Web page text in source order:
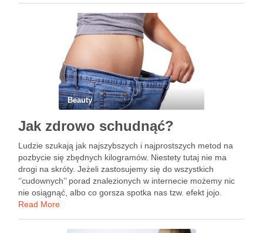
Beauty
Jak zdrowo schudnąć?
Ludzie szukają jak najszybszych i najprostszych metod na
pozbycie się zbędnych kilogramów. Niestety tutaj nie ma
drogi na skróty. Jeżeli zastosujemy się do wszystkich
‘’cudownych’’ porad znalezionych w internecie możemy nic
nie osiągnąć, albo co gorsza spotka nas tzw. efekt jojo.
Wszystkie mity odchudzania można od razu odłożyć na …
Read More